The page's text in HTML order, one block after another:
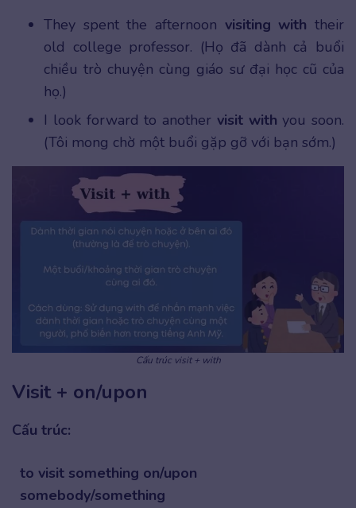
They spent the afternoon visiting with their
old college professor. (Họ đã dành cả buổi
chiều trò chuyện cùng giáo sư đại học cũ của
họ.)
I look forward to another visit with you soon.
(Tôi mong chờ một buổi gặp gỡ với bạn sớm.)
Cấu trúc visit + with
Visit + on/upon
Cấu trúc:
to visit something on/upon
somebody/something